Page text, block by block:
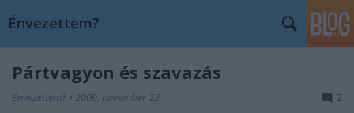
Énvezettem?
Pártvagyon és szavazás
Énvezettem? • 2009. november 22. 2